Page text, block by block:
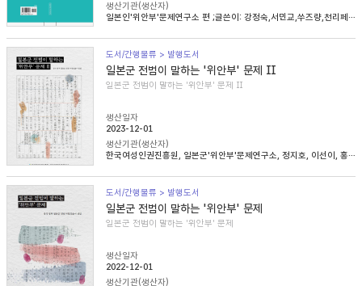
생산기관(생산자)
일본인'위안부'문제연구소 편 ;글쓴이: 강정숙,서민교,쑤즈량,천리페이,윤명숙,최종길,한혜인
도서/간행물류 > 발행도서
일본군 전범이 말하는 '위안부' 문제 Ⅱ
일본군 전범이 말하는 '위안부' 문제 Ⅱ
생산일자
2023-12-01
생산기관(생산자)
한국여성인권진흥원, 일본군'위안부'문제연구소, 정지호, 이선이, 홍영미, 김승래
도서/간행물류 > 발행도서
일본군 전범이 말하는 '위안부' 문제
일본군 전범이 말하는 '위안부' 문제
생산일자
2022-12-01
생산기관(생산자)